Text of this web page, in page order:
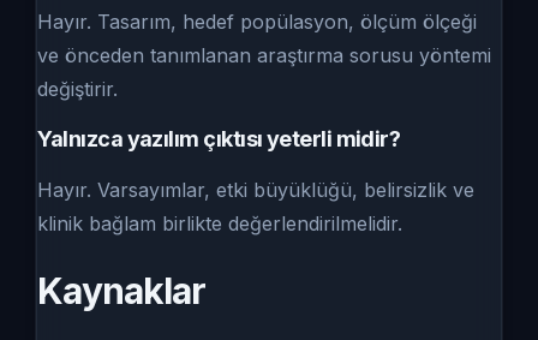
Hayır. Tasarım, hedef popülasyon, ölçüm ölçeği
ve önceden tanımlanan araştırma sorusu yöntemi
değiştirir.
Yalnızca yazılım çıktısı yeterli midir?
Hayır. Varsayımlar, etki büyüklüğü, belirsizlik ve
klinik bağlam birlikte değerlendirilmelidir.
Kaynaklar